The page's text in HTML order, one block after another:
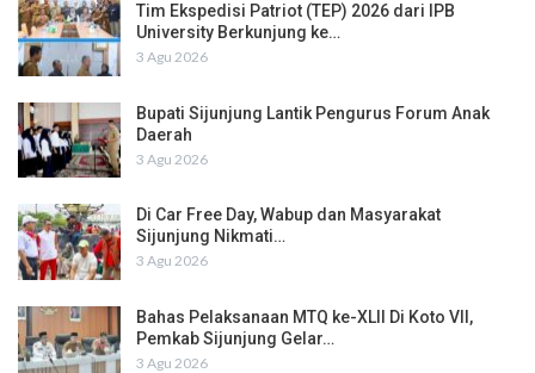
Tim Ekspedisi Patriot (TEP) 2026 dari IPB
University Berkunjung ke…
3 Agu 2026
Bupati Sijunjung Lantik Pengurus Forum Anak
Daerah
3 Agu 2026
Di Car Free Day, Wabup dan Masyarakat
Sijunjung Nikmati…
3 Agu 2026
Bahas Pelaksanaan MTQ ke-XLII Di Koto VII,
Pemkab Sijunjung Gelar…
3 Agu 2026